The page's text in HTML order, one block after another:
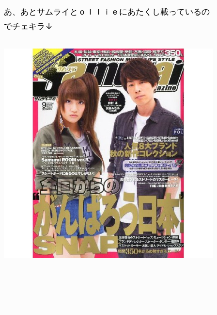
あ、あとサムライとｏｌｌｉｅにあたくし載っているの
でチェキラ↓